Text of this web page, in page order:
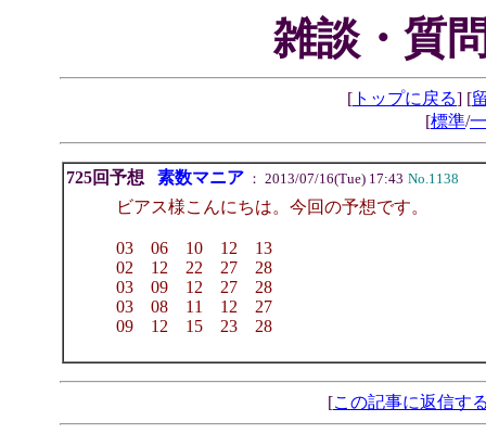
雑談・質
[ トップに戻る] [
[標準/
725回予想 素数マニア： 2013/07/16(Tue) 17:43 No.1138
ビアス様こんにちは。今回の予想です。
03 06 10 12 13
02 12 22 27 28
03 09 12 27 28
03 08 11 12 27
09 12 15 23 28
[この記事に返信す